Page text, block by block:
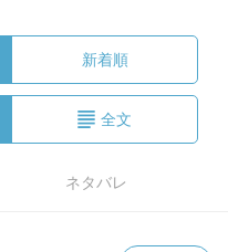
新着順
全文
ネタバレ